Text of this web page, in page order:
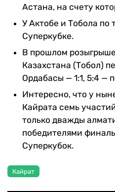
Астана, на счету
У Актобе и Тобола по
Суперкубке.
В прошлом
Казахстана (Тобол)
Ордабасы — 1:1, 5:4 —
Интересно, что у
Кайрата семь
только дважды
победителями
Суперкубок.
Кайрат